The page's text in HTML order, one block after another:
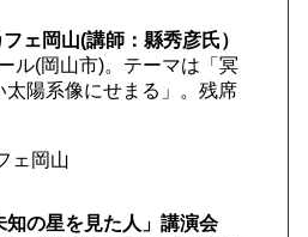
ェ岡山(講師：縣秀彦氏）
ル(岡山市)。テーマは「冥
太陽系像にせまる」。残席
ェ岡山
知の星を見た人」講演会